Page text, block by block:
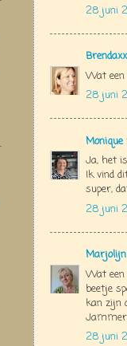
28 juni
Brendaxx
Wat een
28 juni
Monique
Ja, het
Ik vind
super,
28 juni
Wat een
beetje
kan zijn
Jammer
28 juni